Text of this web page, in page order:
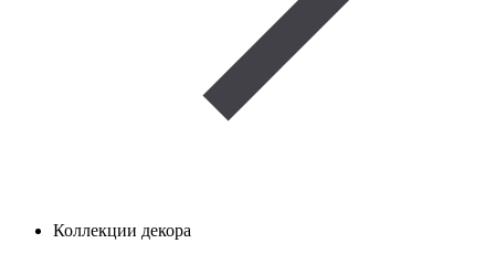
Коллекции декора